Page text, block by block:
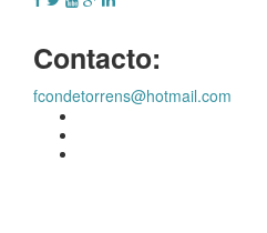
Contacto:
fcondetorrens@hotmail.com